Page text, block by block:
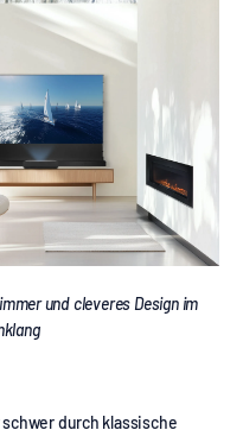
und cleveres Design im
durch klassische